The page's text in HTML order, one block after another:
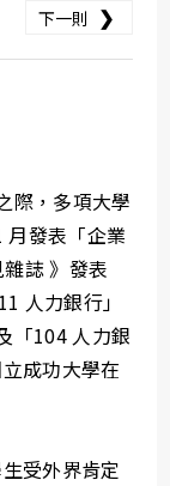
下一則 ❯
際，多項大學
月發表「企業
誌 》發表
人力銀行」
「104 人力銀
成功大學在
受外界肯定